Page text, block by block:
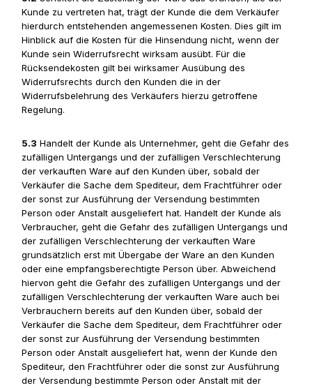
Kunde zu vertreten hat, trägt der Kunde die dem Verkäufer
hierdurch entstehenden angemessenen Kosten. Dies gilt im
Hinblick auf die Kosten für die Hinsendung nicht, wenn der
Kunde sein Widerrufsrecht wirksam ausübt. Für die
Rücksendekosten gilt bei wirksamer Ausübung des
Widerrufsrechts durch den Kunden die in der
Widerrufsbelehrung des Verkäufers hierzu getroffene
Regelung.
5.3 Handelt der Kunde als Unternehmer, geht die Gefahr des
zufälligen Untergangs und der zufälligen Verschlechterung
der verkauften Ware auf den Kunden über, sobald der
Verkäufer die Sache dem Spediteur, dem Frachtführer oder
der sonst zur Ausführung der Versendung bestimmten
Person oder Anstalt ausgeliefert hat. Handelt der Kunde als
Verbraucher, geht die Gefahr des zufälligen Untergangs und
der zufälligen Verschlechterung der verkauften Ware
grundsätzlich erst mit Übergabe der Ware an den Kunden
oder eine empfangsberechtigte Person über. Abweichend
hiervon geht die Gefahr des zufälligen Untergangs und der
zufälligen Verschlechterung der verkauften Ware auch bei
Verbrauchern bereits auf den Kunden über, sobald der
Verkäufer die Sache dem Spediteur, dem Frachtführer oder
der sonst zur Ausführung der Versendung bestimmten
Person oder Anstalt ausgeliefert hat, wenn der Kunde den
Spediteur, den Frachtführer oder die sonst zur Ausführung
der Versendung bestimmte Person oder Anstalt mit der